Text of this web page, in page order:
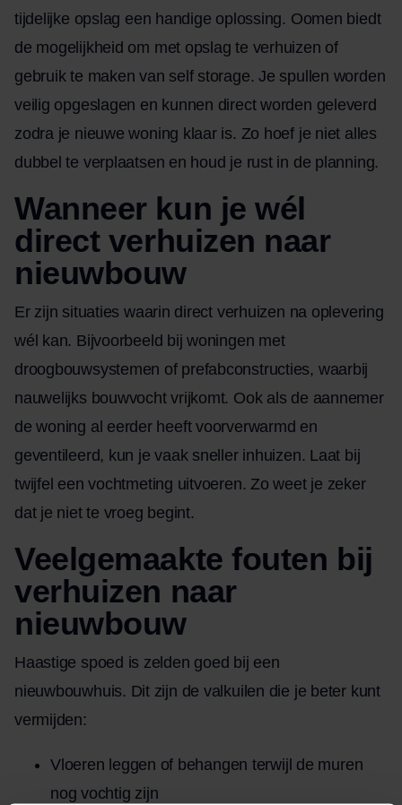
tijdelijke opslag een handige oplossing. Oomen biedt
de mogelijkheid om met opslag te verhuizen of
gebruik te maken van self storage. Je spullen worden
veilig opgeslagen en kunnen direct worden geleverd
zodra je nieuwe woning klaar is. Zo hoef je niet alles
dubbel te verplaatsen en houd je rust in de planning.
Wanneer kun je wél
direct verhuizen naar
nieuwbouw
Er zijn situaties waarin direct verhuizen na oplevering
wél kan. Bijvoorbeeld bij woningen met
droogbouwsystemen of prefabconstructies, waarbij
nauwelijks bouwvocht vrijkomt. Ook als de aannemer
de woning al eerder heeft voorverwarmd en
geventileerd, kun je vaak sneller inhuizen. Laat bij
twijfel een vochtmeting uitvoeren. Zo weet je zeker
dat je niet te vroeg begint.
Veelgemaakte fouten bij
verhuizen naar
nieuwbouw
Haastige spoed is zelden goed bij een
nieuwbouwhuis. Dit zijn de valkuilen die je beter kunt
vermijden:
Vloeren leggen of behangen terwijl de muren
nog vochtig zijn